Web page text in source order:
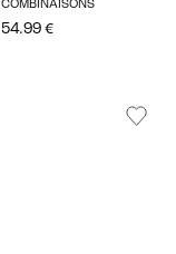
COMBINAISONS
54.99 €